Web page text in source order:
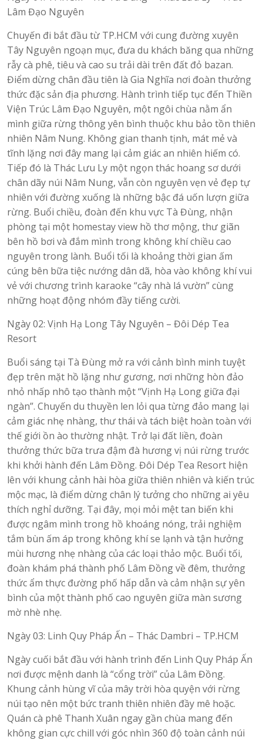
Lâm Đạo Nguyên
Chuyến đi bắt đầu từ TP.HCM với cung đường xuyên
Tây Nguyên ngoạn mục, đưa du khách băng qua những
rẫy cà phê, tiêu và cao su trải dài trên đất đỏ bazan.
Điểm dừng chân đầu tiên là Gia Nghĩa nơi đoàn thưởng
thức đặc sản địa phương. Hành trình tiếp tục đến Thiền
Viện Trúc Lâm Đạo Nguyên, một ngôi chùa nằm ẩn
mình giữa rừng thông yên bình thuộc khu bảo tồn thiên
nhiên Nâm Nung. Không gian thanh tịnh, mát mẻ và
tĩnh lặng nơi đây mang lại cảm giác an nhiên hiếm có.
Tiếp đó là Thác Lưu Ly một ngọn thác hoang sơ dưới
chân dãy núi Nâm Nung, vẫn còn nguyên vẹn vẻ đẹp tự
nhiên với đường xuống là những bậc đá uốn lượn giữa
rừng. Buổi chiều, đoàn đến khu vực Tà Đùng, nhận
phòng tại một homestay view hồ thơ mộng, thư giãn
bên hồ bơi và đắm mình trong không khí chiều cao
nguyên trong lành. Buổi tối là khoảng thời gian ấm
cúng bên bữa tiệc nướng dân dã, hòa vào không khí vui
vẻ với chương trình karaoke “cây nhà lá vườn” cùng
những hoạt động nhóm đầy tiếng cười.
Ngày 02: Vịnh Hạ Long Tây Nguyên – Đôi Dép Tea
Resort
Buổi sáng tại Tà Đùng mở ra với cảnh bình minh tuyệt
đẹp trên mặt hồ lặng như gương, nơi những hòn đảo
nhỏ nhấp nhô tạo thành một “Vịnh Hạ Long giữa đại
ngàn”. Chuyến du thuyền len lỏi qua từng đảo mang lại
cảm giác nhẹ nhàng, thư thái và tách biệt hoàn toàn với
thế giới ồn ào thường nhật. Trở lại đất liền, đoàn
thưởng thức bữa trưa đậm đà hương vị núi rừng trước
khi khởi hành đến Lâm Đồng. Đôi Dép Tea Resort hiện
lên với khung cảnh hài hòa giữa thiên nhiên và kiến trúc
mộc mạc, là điểm dừng chân lý tưởng cho những ai yêu
thích nghỉ dưỡng. Tại đây, mọi mỏi mệt tan biến khi
được ngâm mình trong hồ khoáng nóng, trải nghiệm
tắm bùn ấm áp trong không khí se lạnh và tận hưởng
mùi hương nhẹ nhàng của các loại thảo mộc. Buổi tối,
đoàn khám phá thành phố Lâm Đồng về đêm, thưởng
thức ẩm thực đường phố hấp dẫn và cảm nhận sự yên
bình của một thành phố cao nguyên giữa màn sương
mờ nhè nhẹ.
Ngày 03: Linh Quy Pháp Ấn – Thác Dambri – TP.HCM
Ngày cuối bắt đầu với hành trình đến Linh Quy Pháp Ấn
nơi được mệnh danh là “cổng trời” của Lâm Đồng.
Khung cảnh hùng vĩ của mây trời hòa quyện với rừng
núi tạo nên một bức tranh thiên nhiên đầy mê hoặc.
Quán cà phê Thanh Xuân ngay gần chùa mang đến
không gian cực chill với góc nhìn 360 độ toàn cảnh núi